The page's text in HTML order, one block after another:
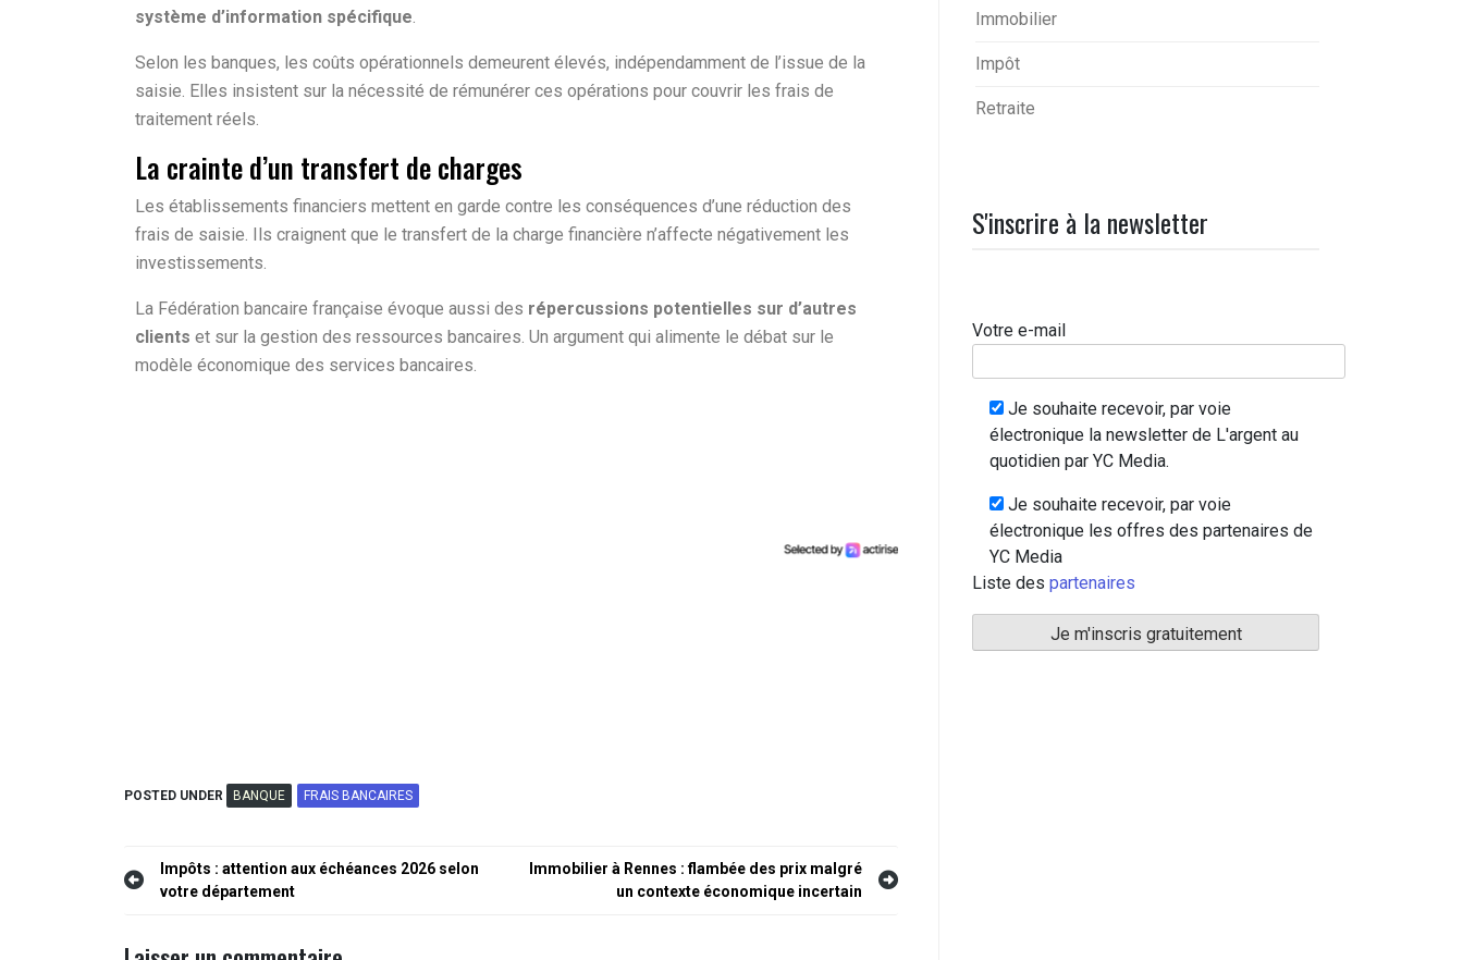
système d’information spécifique.
Selon les banques, les coûts opérationnels demeurent élevés, indépendamment de l’issue de la
saisie. Elles insistent sur la nécessité de rémunérer ces opérations pour couvrir les frais de
traitement réels.
La crainte d’un transfert de charges
Les établissements financiers mettent en garde contre les conséquences d’une réduction des
frais de saisie. Ils craignent que le transfert de la charge financière n’affecte négativement les
investissements.
La Fédération bancaire française évoque aussi des répercussions potentielles sur d’autres
clients et sur la gestion des ressources bancaires. Un argument qui alimente le débat sur le
modèle économique des services bancaires.
POSTED UNDER BANQUE FRAIS BANCAIRES
Impôts : attention aux échéances 2026 selon
votre département
Immobilier à Rennes : flambée des prix malgré
un contexte économique incertain
Immobilier
Impôt
Retraite
S'inscrire à la newsletter
Votre e-mail
Je souhaite recevoir, par voie
électronique la newsletter de L'argent au
quotidien par YC Media.
Je souhaite recevoir, par voie
électronique les offres des partenaires de
YC Media
Liste des partenaires